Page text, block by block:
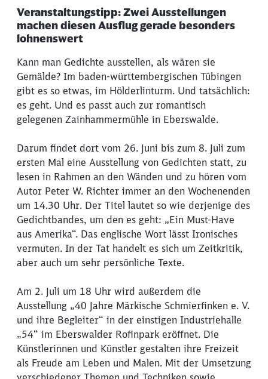
Veranstaltungstipp: Zwei Ausstellungen
machen diesen Ausflug gerade besonders
lohnenswert
Kann man Gedichte ausstellen, als wären sie
Gemälde? Im baden-württembergischen Tübingen
gibt es so etwas, im Hölderlinturm. Und tatsächlich:
es geht. Und es passt auch zur romantisch
gelegenen Zainhammermühle in Eberswalde.
Darum findet dort vom 26. Juni bis zum 8. Juli zum
ersten Mal eine Ausstellung von Gedichten statt, zu
lesen in Rahmen an den Wänden und zu hören vom
Autor Peter W. Richter immer an den Wochenenden
um 14.30 Uhr. Der Titel lautet so wie derjenige des
Gedichtbandes, um den es geht: „Ein Must-Have
aus Amerika“. Das englische Wort lässt Ironisches
vermuten. In der Tat handelt es sich um Zeitkritik,
aber auch um sehr persönliche Texte.
Am 2. Juli um 18 Uhr wird außerdem die
Ausstellung „40 Jahre Märkische Schmierfinken e. V.
und ihre Begleiter“ in der einstigen Industriehalle
„54“ im Eberswalder Rofinpark eröffnet. Die
Künstlerinnen und Künstler gestalten ihre Freizeit
als Freude am Leben und Malen. Mit der Umsetzung